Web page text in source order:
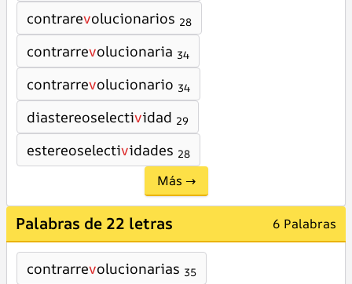
contrarevolucionarios 28
contrarrevolucionaria 34
contrarrevolucionario 34
diastereoselectividad 29
estereoselectividades 28
Más →
Palabras de 22 letras 6 Palabras
contrarrevolucionarias 35